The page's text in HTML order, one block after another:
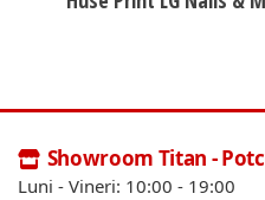
Showroom Titan -
Luni - Vineri: 10:00 - 19:00